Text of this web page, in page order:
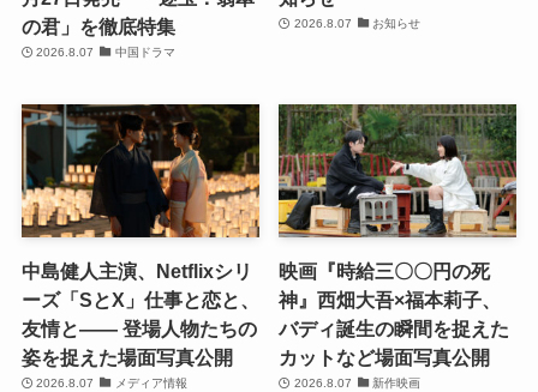
の君」を徹底特集
2026.8.07 中国ドラマ
2026.8.07 お知らせ
中島健人主演、Netflixシリ
ーズ「SとX」仕事と恋と、
友情と―― 登場人物たちの
姿を捉えた場面写真公開
2026.8.07 メディア情報
映画『時給三〇〇円の死
神』西畑大吾×福本莉子、
バディ誕生の瞬間を捉えた
カットなど場面写真公開
2026.8.07 新作映画